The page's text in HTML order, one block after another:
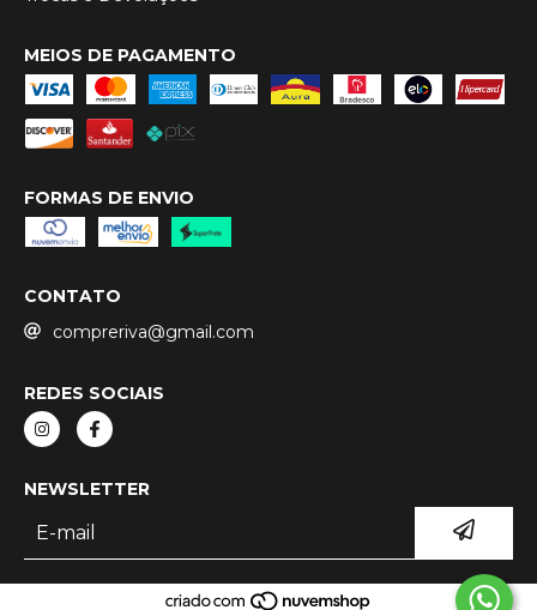
MEIOS DE PAGAMENTO
FORMAS DE ENVIO
CONTATO
compreriva@gmail.com
REDES SOCIAIS
NEWSLETTER